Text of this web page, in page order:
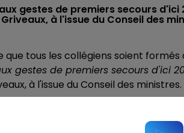
gestes de premiers secours d'ici
à l'issue du Conseil des
tous les collégiens soient formés
gestes de premiers secours d'ici
à l'issue du Conseil des ministres.
formation généralisée aux gestes
gestes de premiers secours
», a